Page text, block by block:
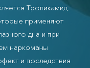
Тропикамид.
применяют
дна и при
наркоманы
и последствия